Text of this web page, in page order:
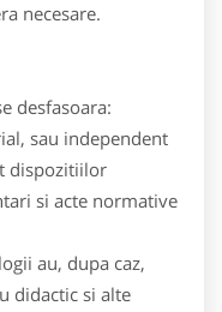
necesare.
desfasoara:
sau independent
dispozitiilor
si acte normative
au, dupa caz,
didactic si alte